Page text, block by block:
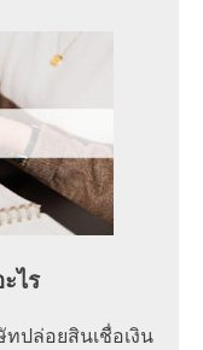
ไร
ปล่อยสินเชื่อเงิน